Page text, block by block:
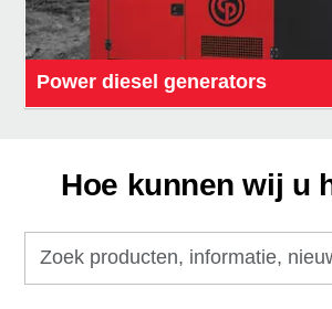
Power diesel generators
Hoe kunnen wij u